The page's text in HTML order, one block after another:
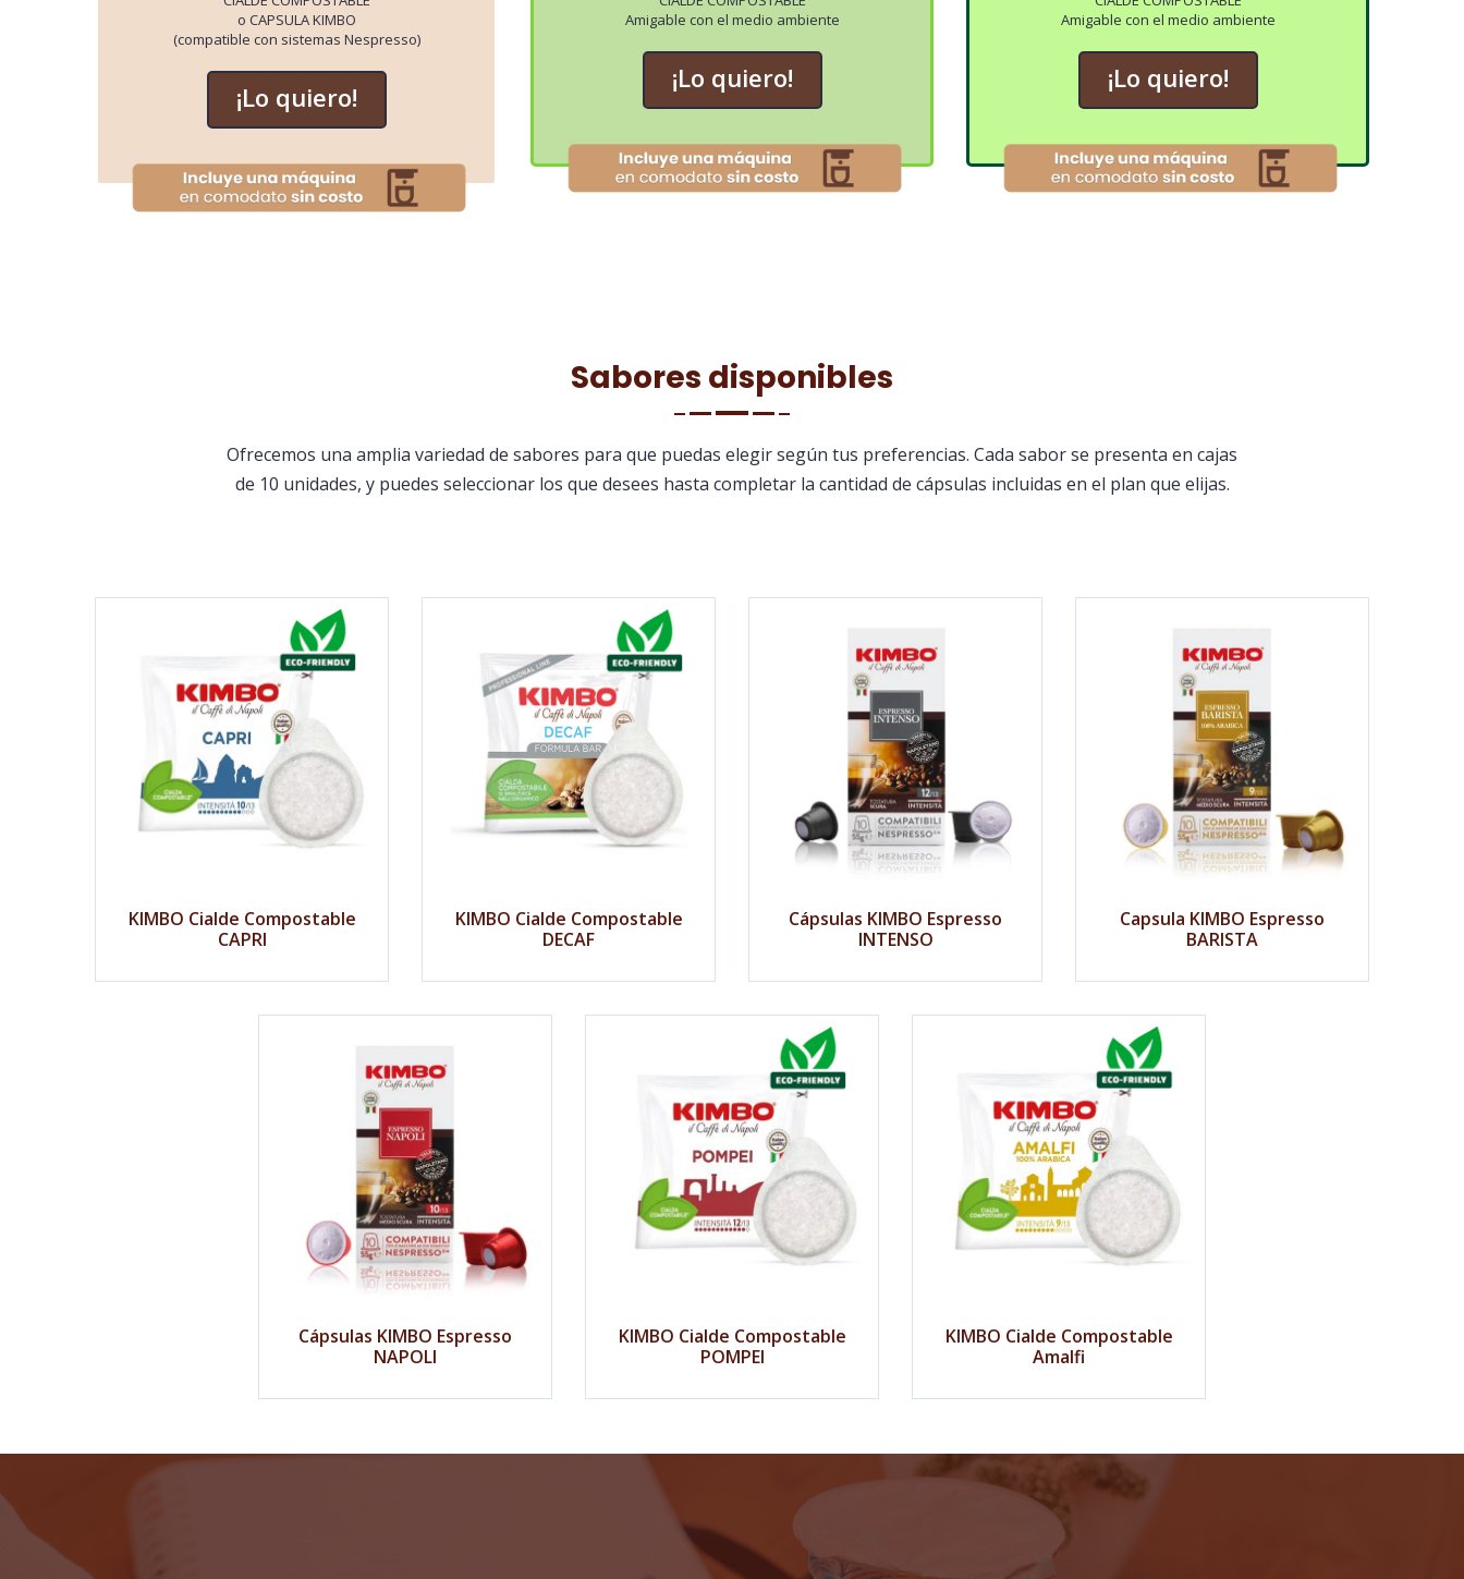
o CAPSULA KIMBO
(compatible con sistemas Nespresso)
¡Lo quiero!
Amigable con el medio ambiente
¡Lo quiero!
Amigable con el medio ambiente
¡Lo quiero!
Sabores disponibles
Ofrecemos una amplia variedad de sabores para que puedas elegir según tus preferencias. Cada sabor se presenta en cajas
de 10 unidades, y puedes seleccionar los que desees hasta completar la cantidad de cápsulas incluidas en el plan que elijas.
KIMBO Cialde Compostable
CAPRI
KIMBO Cialde Compostable
DECAF
Cápsulas KIMBO Espresso
INTENSO
Capsula KIMBO Espresso
BARISTA
Cápsulas KIMBO Espresso
NAPOLI
KIMBO Cialde Compostable
POMPEI
KIMBO Cialde Compostable
Amalfi